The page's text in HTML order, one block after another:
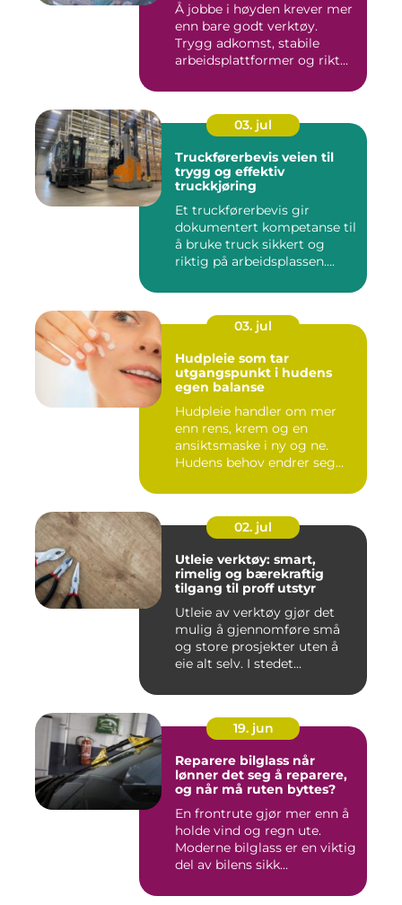
Å jobbe i høyden krever mer
enn bare godt verktøy.
Trygg adkomst, stabile
arbeidsplattformer og rikt...
03. jul
Truckførerbevis veien til
trygg og effektiv
truckkjøring
Et truckførerbevis gir
dokumentert kompetanse til
å bruke truck sikkert og
riktig på arbeidsplassen....
03. jul
Hudpleie som tar
utgangspunkt i hudens
egen balanse
Hudpleie handler om mer
enn rens, krem og en
ansiktsmaske i ny og ne.
Hudens behov endrer seg
02. jul
Utleie verktøy: smart,
rimelig og bærekraftig
tilgang til proff utstyr
Utleie av verktøy gjør det
mulig å gjennomføre små
og store prosjekter uten å
eie alt selv. I stedet...
19. jun
Reparere bilglass når
lønner det seg å reparere,
og når må ruten byttes?
En frontrute gjør mer enn å
holde vind og regn ute.
Moderne bilglass er en viktig
del av bilens sikk...